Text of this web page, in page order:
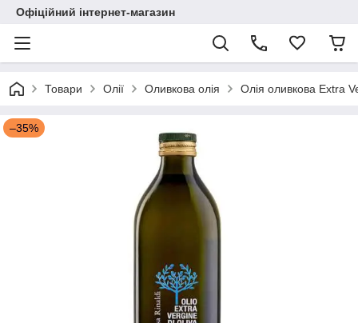
Офіційний інтернет-магазин
Товари Олії Оливкова олія Олія оливкова Extra
–35%